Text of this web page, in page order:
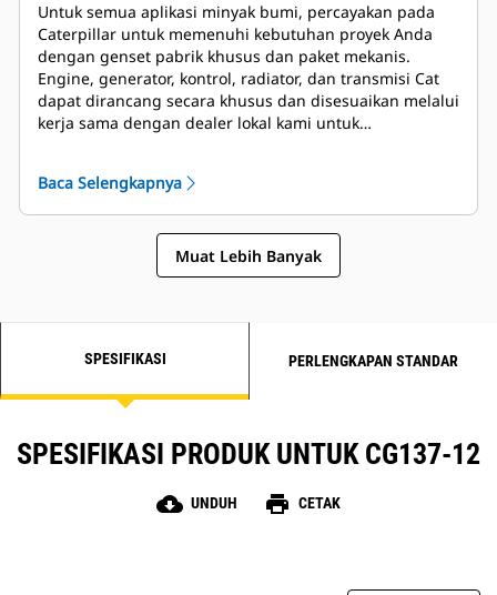
Untuk semua aplikasi minyak bumi, percayakan pada
Caterpillar untuk memenuhi kebutuhan proyek Anda
dengan genset pabrik khusus dan paket mekanis.
Engine, generator, kontrol, radiator, dan transmisi Cat
dapat dirancang secara khusus dan disesuaikan melalui
kerja sama dengan dealer lokal kami untuk
setelah penyalaan.
Baca Selengkapnya
Muat Lebih Banyak
SPESIFIKASI PERLENGKAPAN STANDAR
SPESIFIKASI PRODUK UNTUK CG137-12
cloud_download UNDUH print CETAK